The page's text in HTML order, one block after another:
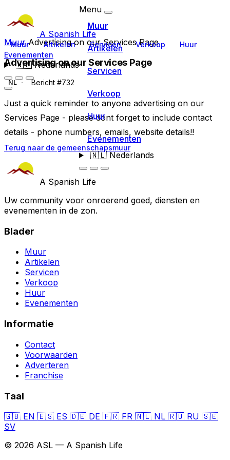
A Spanish Life
Muur Artikelen Servicen Verkoop
Huur
Evenementen
🇳🇱Nederlands
Menu
Muur
Artikelen
Servicen
Verkoop
Huur
Evenementen
🇳🇱Nederlands
MuurAdvertising on our Services Page
Advertising on our Services Page
NL Bericht #732
Just a quick reminder to anyone advertising on our
Services Page - please dont forget to include contact
details - phone numbers, emails, website details!!
Terug naar de gemeenschapsmuur
A Spanish Life
Uw community voor onroerend goed, diensten en
evenementen in de zon.
Blader
Muur
Artikelen
Servicen
Verkoop
Huur
Evenementen
Informatie
Contact
Voorwaarden
Adverteren
Franchise
Taal
🇬🇧 EN 🇪🇸 ES 🇩🇪 DE 🇫🇷 FR 🇳🇱 NL 🇷🇺 RU 🇸🇪
SV
© 2026 ASL — A Spanish Life